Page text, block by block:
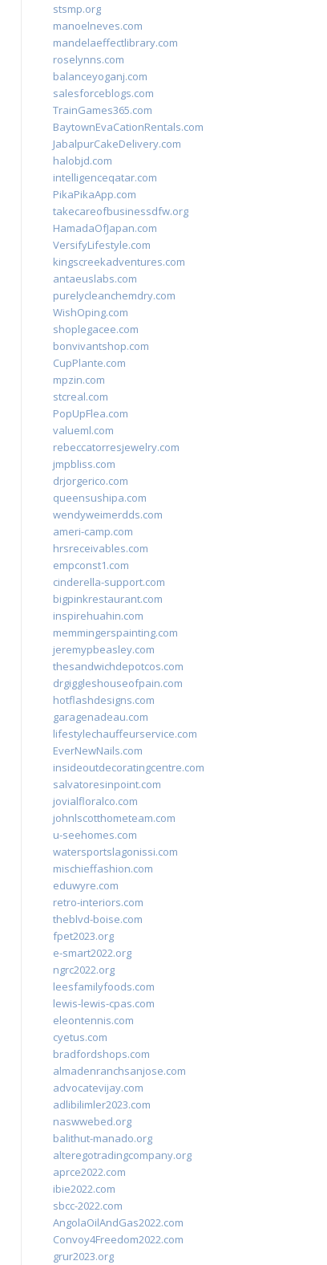
stsmp.org
manoelneves.com
mandelaeffectlibrary.com
roselynns.com
balanceyoganj.com
salesforceblogs.com
TrainGames365.com
BaytownEvaCationRentals.com
JabalpurCakeDelivery.com
halobjd.com
intelligenceqatar.com
PikaPikaApp.com
takecareofbusinessdfw.org
HamadaOfJapan.com
VersifyLifestyle.com
kingscreekadventures.com
antaeuslabs.com
purelycleanchemdry.com
WishOping.com
shoplegacee.com
bonvivantshop.com
CupPlante.com
mpzin.com
stcreal.com
PopUpFlea.com
valueml.com
rebeccatorresjewelry.com
jmpbliss.com
drjorgerico.com
queensushipa.com
wendyweimerdds.com
ameri-camp.com
hrsreceivables.com
empconst1.com
cinderella-support.com
bigpinkrestaurant.com
inspirehuahin.com
memmingerspainting.com
jeremypbeasley.com
thesandwichdepotcos.com
drgiggleshouseofpain.com
hotflashdesigns.com
garagenadeau.com
lifestylechauffeurservice.com
EverNewNails.com
insideoutdecoratingcentre.com
salvatoresinpoint.com
jovialfloralco.com
johnlscotthometeam.com
u-seehomes.com
watersportslagonissi.com
mischieffashion.com
eduwyre.com
retro-interiors.com
theblvd-boise.com
fpet2023.org
e-smart2022.org
ngrc2022.org
leesfamilyfoods.com
lewis-lewis-cpas.com
eleontennis.com
cyetus.com
bradfordshops.com
almadenranchsanjose.com
advocatevijay.com
adlibilimler2023.com
naswwebed.org
balithut-manado.org
alteregotradingcompany.org
aprce2022.com
ibie2022.com
sbcc-2022.com
AngolaOilAndGas2022.com
Convoy4Freedom2022.com
grur2023.org